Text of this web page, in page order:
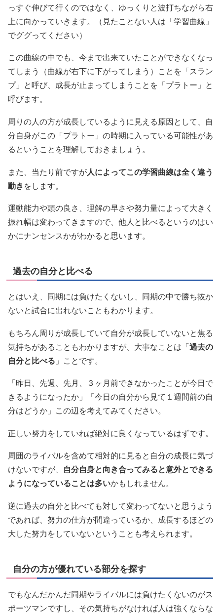
っすぐ伸びて行くのではなく、ゆっくりと波打ちながら右
上に向かっていきます。（見たことない人は「学習曲線」
でググってください）
この曲線の中でも、今まで出来ていたことができなくなっ
てしまう（曲線が右下に下がってしまう）ことを「スラン
プ」と呼び、成長が止まってしまうことを「プラトー」と
呼びます。
周りの人の方が成長しているように見える原因として、自
分自身がこの「プラトー」の時期に入っている可能性があ
るということを理解しておきましょう。
また、当たり前ですが人によってこの学習曲線は全く違う
動き をします。
運動能力や頭の良さ、理解の早さや努力量によって大きく
振れ幅は変わってきますので、他人と比べるというのはい
かにナンセンスかがわかると思います。
過去の自分と比べる
とはいえ、同期には負けたくないし、同期の中で勝ち抜か
ないと試合に出れないこともわかります。
もちろん周りが成長していて自分が成長していないと焦る
気持ちがあることもわかりますが、大事なことは「 過去の
自分と比べる 」ことです。
「昨日、先週、先月、３ヶ月前できなかったことが今日で
きるようになったか」「今日の自分から見て１週間前の自
分はどうか」この辺を考えてみてください。
正しい努力をしていれば絶対に良くなっているはずです。
周囲のライバルを含めて相対的に見ると自分の成長に気づ
けないですが、
自分自身と向き合ってみると意外とできる
ようになっていることは多いかもしれません。
逆に過去の自分と比べても対して変わってないと思うよう
であれば、努力の仕方が間違っているか、成長するほどの
大した努力をしていないということも考えられます。
自分の方が優れている部分を探す
でもなんだかんだ同期やライバルには負けたくないのがス
ポーツマンですし、その気持ちがなければ人は強くならな